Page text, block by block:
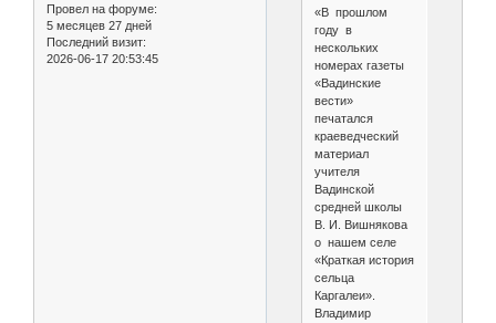
Провел на форуме:
5 месяцев 27 дней
Последний визит:
2026-06-17 20:53:45
«В прошлом
году в
нескольких
номерах газеты
«Вадинские
вести»
печатался
краеведческий
материал
учителя
Вадинской
средней школы
В. И. Вишнякова
о нашем селе
«Краткая история
сельца
Каргалеи».
Владимир